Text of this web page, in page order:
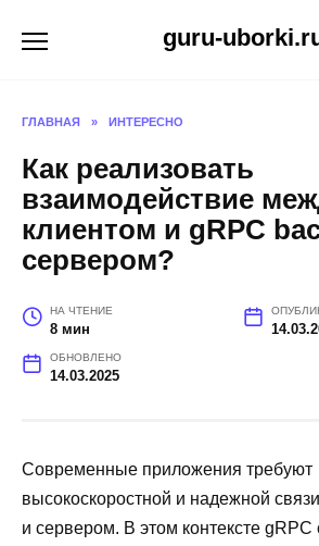
guru-
ГЛАВНАЯ » ИНТЕРЕСНО
Как реализовать
взаимодействие
клиентом и gRPC
сервером?
НА ЧТЕНИЕ
8 мин
ОБНОВЛЕНО
14.03.2025
Современные приложения требуют
высокоскоростной и надежной
и сервером. В этом контексте